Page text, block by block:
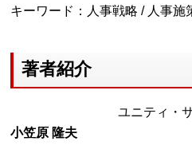
キーワード：人事戦略 / 人事施
著者紹介
ユニティ・
小笠原 隆夫